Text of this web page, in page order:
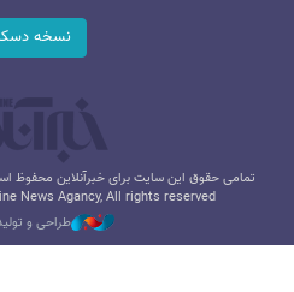
نسخه
تمامی حقوق این سایت برای خبرآنلاین محفوظ
News Agancy, All rights reserved
طراحی و